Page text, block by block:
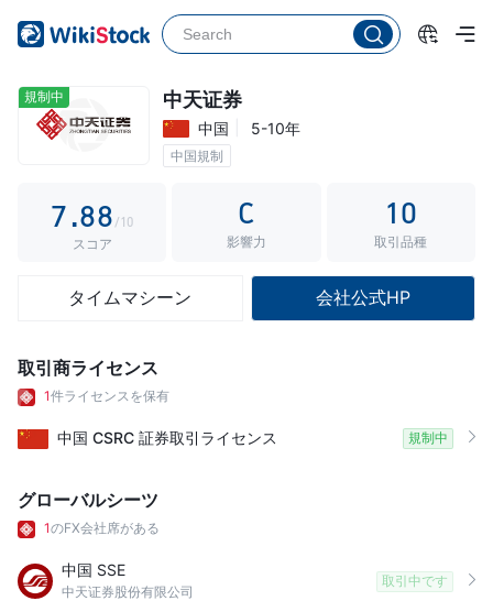
規制中 中天证券
中国 5-10年
中国規制
2
4
5
7.
3
6
8
9
3
6
8
9
/10
スコア
C
影響力
10
取引品種
タイムマシーン 会社公式HP
取引商ライセンス
1件ライセンスを保有
中国 CSRC 証券取引ライセンス 規制中
グローバルシーツ
1のFX会社席がある
中国 SSE
中天证券股份有限公司
取引中です